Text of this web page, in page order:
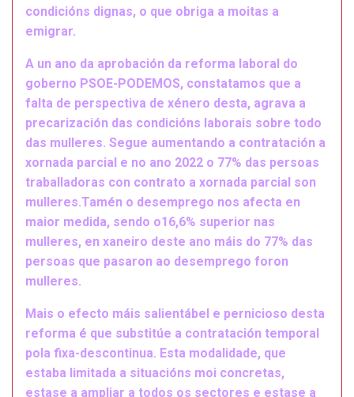
condicións dignas, o que obriga a moitas a
emigrar.
A un ano da aprobación da reforma laboral do
goberno PSOE-PODEMOS, constatamos que a
falta de perspectiva de xénero desta, agrava a
precarización das condicións laborais sobre todo
das mulleres. Segue aumentando a contratación a
xornada parcial e no ano 2022 o 77% das persoas
traballadoras con contrato a xornada parcial son
mulleres.Tamén o desemprego nos afecta en
maior medida, sendo o16,6% superior nas
mulleres, en xaneiro deste ano máis do 77% das
persoas que pasaron ao desemprego foron
mulleres.
Mais o efecto máis salientábel e pernicioso desta
reforma é que substitúe a contratación temporal
pola fixa-descontinua. Esta modalidade, que
estaba limitada a situacións moi concretas,
estase a ampliar a todos os sectores e estase a